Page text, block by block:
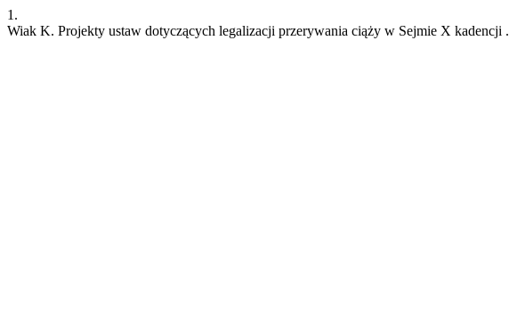
1.
Wiak K. Projekty ustaw dotyczących legalizacji przerywania ciąży w Sejmie X kadencji .